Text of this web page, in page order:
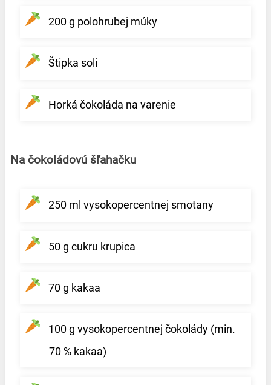
200 g polohrubej múky
Štipka soli
Horká čokoláda na varenie
Na čokoládovú šľahačku
250 ml vysokopercentnej smotany
50 g cukru krupica
70 g kakaa
100 g vysokopercentnej čokolády (min.
70 % kakaa)